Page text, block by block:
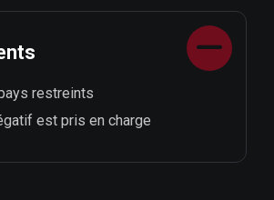
restreints
est pris en charge